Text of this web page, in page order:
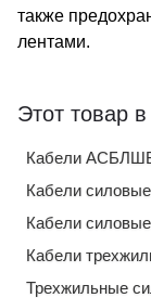
также
лентами.
Этот товар в
Кабели
Кабели
Кабели силовые
Кабели
Трехжильные